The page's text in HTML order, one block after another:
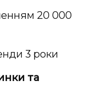
20 000
3 роки
та